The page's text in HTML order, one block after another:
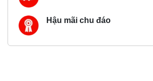
Hậu mãi chu đáo